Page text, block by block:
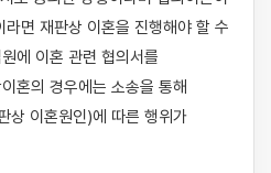
면 재판상 이혼을 진행해야 할 수
에 이혼 관련 협의서를
혼의 경우에는 소송을 통해
상 이혼원인)에 따른 행위가